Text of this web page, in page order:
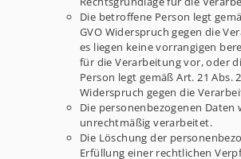
Die betroffene Person legt
GVO Widerspruch gegen die
es liegen keine vorrangigen
für die Verarbeitung vor, oder
Person legt gemäß Art. 21 Abs.
Widerspruch gegen die
Die personenbezogenen Daten
unrechtmäßig verarbeitet.
Die Löschung der
Erfüllung einer rechtlichen